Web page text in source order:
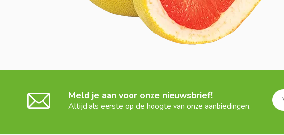
Meld je aan voor onze nieuwsbrief!
Altijd als eerste op de hoogte van onze aanbiedingen.